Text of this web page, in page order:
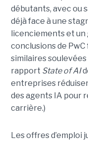
débutants, avec ou
déjà face à une
licenciements et un
conclusions de
similaires soulevées
rapport State of AI
entreprises
des agents IA pour
carrière.)
Les offres d’emploi